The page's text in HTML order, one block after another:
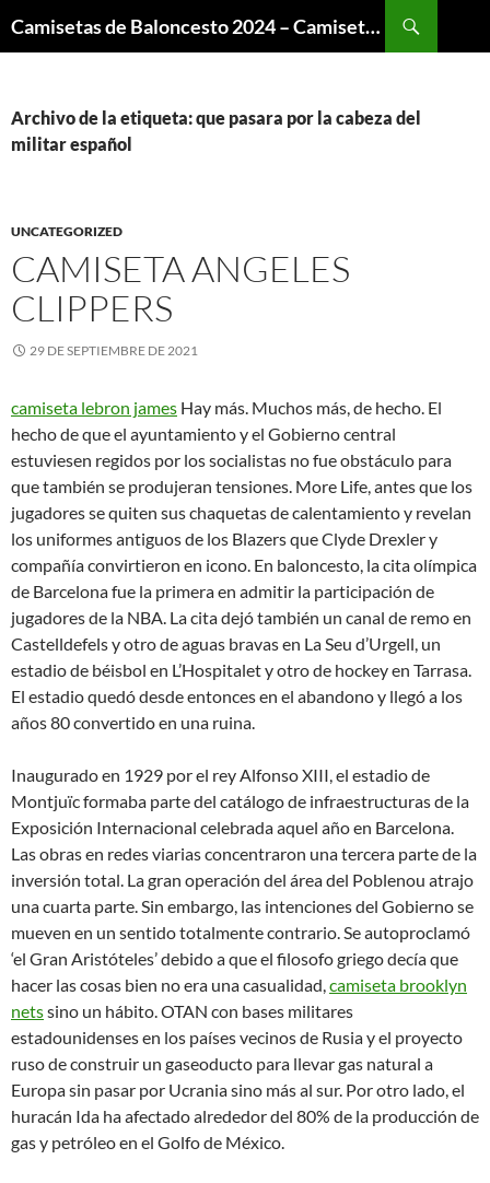
Camisetas de Baloncesto 2024 – Camisetas NBA
Archivo de la etiqueta: que pasara por la cabeza del
militar español
UNCATEGORIZED
CAMISETA ANGELES
CLIPPERS
29 DE SEPTIEMBRE DE 2021
camiseta lebron james Hay más. Muchos más, de hecho. El
hecho de que el ayuntamiento y el Gobierno central
estuviesen regidos por los socialistas no fue obstáculo para
que también se produjeran tensiones. More Life, antes que los
jugadores se quiten sus chaquetas de calentamiento y revelan
los uniformes antiguos de los Blazers que Clyde Drexler y
compañía convirtieron en icono. En baloncesto, la cita olímpica
de Barcelona fue la primera en admitir la participación de
jugadores de la NBA. La cita dejó también un canal de remo en
Castelldefels y otro de aguas bravas en La Seu d’Urgell, un
estadio de béisbol en L’Hospitalet y otro de hockey en Tarrasa.
El estadio quedó desde entonces en el abandono y llegó a los
años 80 convertido en una ruina.
Inaugurado en 1929 por el rey Alfonso XIII, el estadio de
Montjuïc formaba parte del catálogo de infraestructuras de la
Exposición Internacional celebrada aquel año en Barcelona.
Las obras en redes viarias concentraron una tercera parte de la
inversión total. La gran operación del área del Poblenou atrajo
una cuarta parte. Sin embargo, las intenciones del Gobierno se
mueven en un sentido totalmente contrario. Se autoproclamó
‘el Gran Aristóteles’ debido a que el filosofo griego decía que
hacer las cosas bien no era una casualidad,camiseta brooklyn
netssino un hábito. OTAN con bases militares
estadounidenses en los países vecinos de Rusia y el proyecto
ruso de construir un gaseoducto para llevar gas natural a
Europa sin pasar por Ucrania sino más al sur. Por otro lado, el
huracán Ida ha afectado alrededor del 80% de la producción de
gas y petróleo en el Golfo de México.